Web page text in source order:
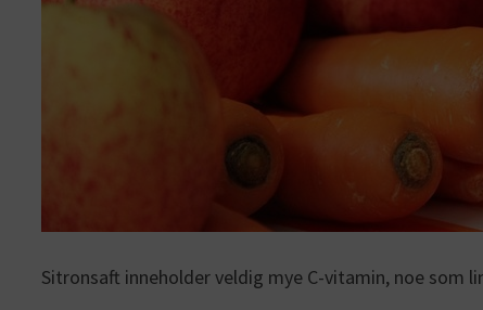
Sitronsaft inneholder veldig mye C-vitamin, noe som